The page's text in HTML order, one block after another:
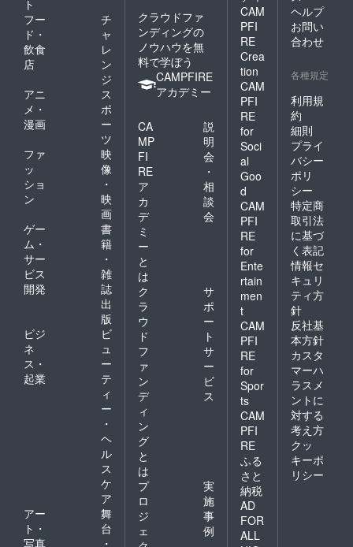
ト
フー
ド・
飲食
店
チ
ャ
レ
ン
ジ
アニ
メ・
漫画
ス
ポ
ー
ツ
ファ
ッ
ショ
ン
映
像
・
映
画
ゲー
ム・
サー
ビス
開発
書
籍
・
雑
誌
出
版
ビジ
ネ
ス・
起業
ビ
ュ
ー
テ
ィ
ー
・
ヘ
ル
ス
ケ
ア
アー
ト・
写真
舞
台
・
クラウドファ
ンディングの
ノウハウを無
料で学ぼう
CAMPFIRE
アカデミー
CA
MP
FI
RE
ア
カ
デ
ミ
ー
と
は
説
明
会
・
相
談
会
ク
ラ
ウ
ド
フ
ァ
ン
デ
ィ
ン
グ
と
は
サ
ポ
ー
ト
サ
ー
ビ
ス
プ
ロ
ジ
ェ
実
施
事
例
CAM
PFI
RE
Crea
tion
CAM
PFI
RE
for
Soci
al
Goo
d
CAM
PFI
RE
for
Ente
rtain
men
t
CAM
PFI
RE
for
Spor
ts
CAM
PFI
RE
ふる
さと
納税
AD
FOR
ALL
ヘルプ
お問い
合わせ
各種規定
利用規
約
細則
プライ
バシー
ポリ
シー
特定商
取引法
に基づ
く表記
情報セ
キュリ
ティ方
針
反社基
本方針
カスタ
マーハ
ラスメ
ントに
対する
考え方
クッ
キーポ
リシー